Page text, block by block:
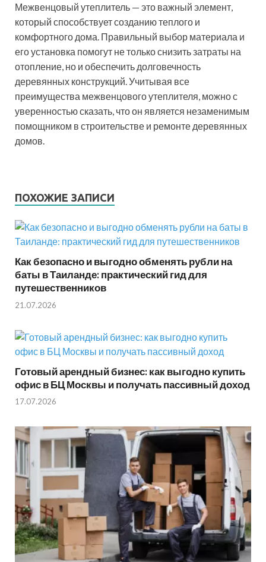
Межвенцовый утеплитель — это важный элемент,
который способствует созданию теплого и
комфортного дома. Правильный выбор материала и
его установка помогут не только снизить затраты на
отопление, но и обеспечить долговечность
деревянных конструкций. Учитывая все
преимущества межвенцового утеплителя, можно с
уверенностью сказать, что он является незаменимым
помощником в строительстве и ремонте деревянных
домов.
ПОХОЖИЕ ЗАПИСИ
Как безопасно и выгодно обменять рубли на
баты в Таиланде: практический гид для
путешественников
21.07.2026
Готовый арендный бизнес: как выгодно купить
офис в БЦ Москвы и получать пассивный доход
17.07.2026